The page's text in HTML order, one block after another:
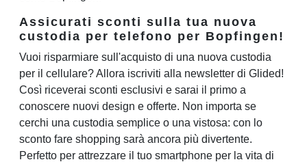
Assicurati sconti sulla tua nuova
custodia per telefono per Bopfingen!
Vuoi risparmiare sull'acquisto di una nuova custodia
per il cellulare? Allora iscriviti alla newsletter di Glided!
Così riceverai sconti esclusivi e sarai il primo a
conoscere nuovi design e offerte. Non importa se
cerchi una custodia semplice o una vistosa: con lo
sconto fare shopping sarà ancora più divertente.
Perfetto per attrezzare il tuo smartphone per la vita di